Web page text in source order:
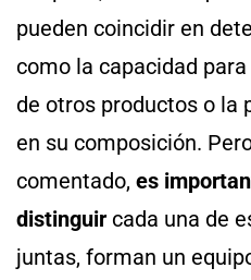
pueden coincidir en
como la capacidad
de otros productos o la
en su composición.
comentado, es
distinguir cada una de
juntas, forman un